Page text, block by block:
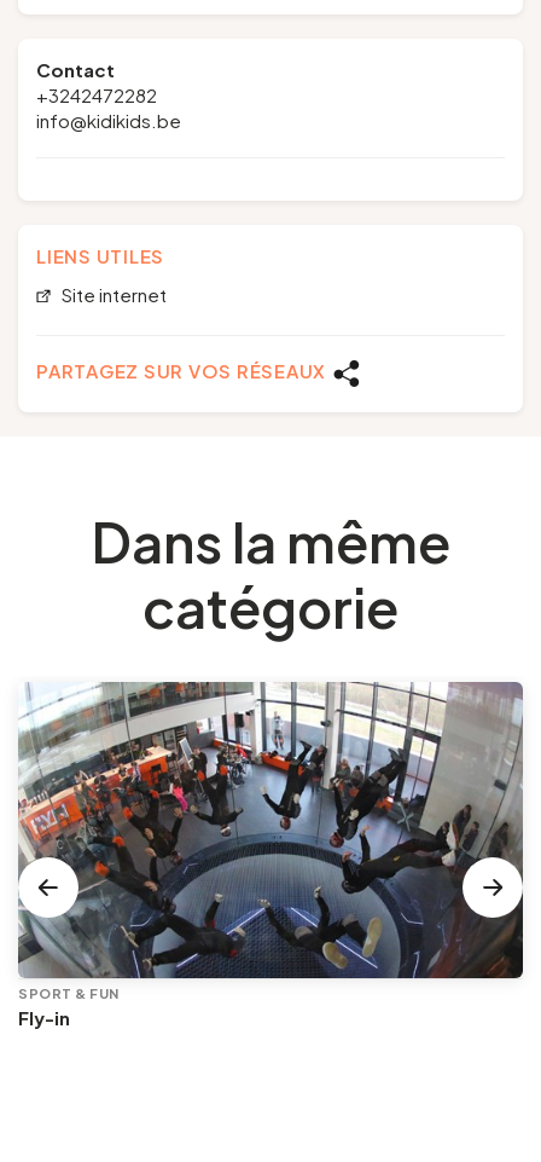
Contact
+3242472282
info@kidikids.be
LIENS UTILES
Site internet
PARTAGEZ SUR VOS RÉSEAUX
Dans la même
catégorie
SPORT & FUN
Fly-in